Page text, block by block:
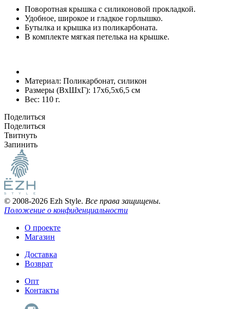
Поворотная крышка с силиконовой прокладкой.
Удобное, широкое и гладкое горлышко.
Бутылка и крышка из поликарбоната.
В комплекте мягкая петелька на крышке.
Материал: Поликарбонат, силикон
Размеры (ВxШxГ): 17x6,5x6,5 см
Вес: 110 г.
Поделиться
Поделиться
Твитнуть
Запинить
© 2008-2026 Ezh Style. Все права защищены.
Положение о конфиденциальности
О проекте
Магазин
Доставка
Возврат
Опт
Контакты